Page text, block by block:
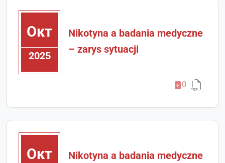
Окт
2025
Nikotyna a badania medyczne
– zarys sytuacji
0
Окт
Nikotyna a badania medyczne